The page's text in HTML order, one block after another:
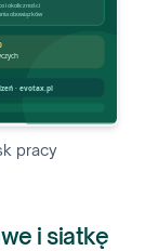
pracy
i siatkę